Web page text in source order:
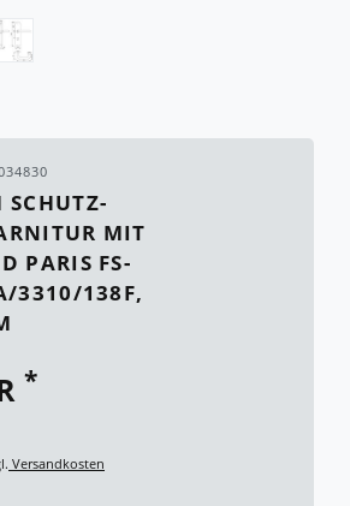
MIT
PARIS FS-
3310/138F,
*
Versandkosten